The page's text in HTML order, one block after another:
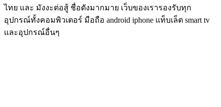
ไทย และ มังงะต่อสู้ ชื่อดังมากมาย เว็บของเรารองรับทุก
อุปกรณ์ทั้งคอมพิวเตอร์ มือถือ android iphone แท็บเล็ต smart tv
และอุปกรณ์อื่นๆ